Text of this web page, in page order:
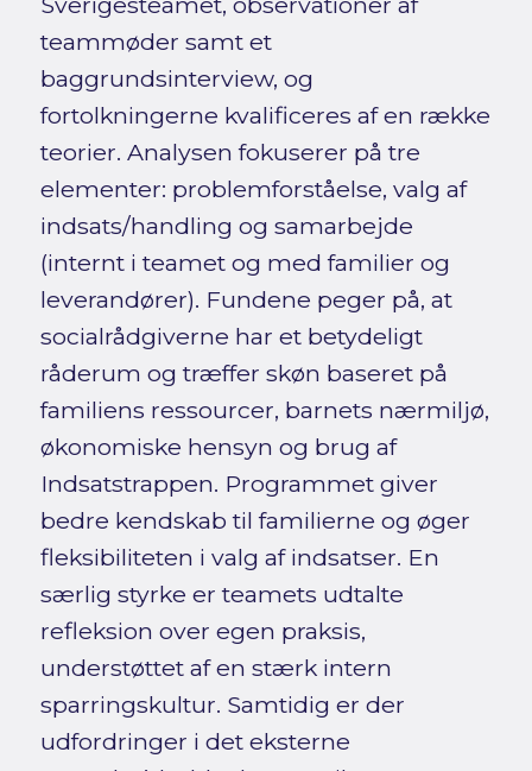
teammøder samt et
baggrundsinterview, og
fortolkningerne kvalificeres af en række
teorier. Analysen fokuserer på tre
elementer: problemforståelse, valg af
indsats/handling og samarbejde
(internt i teamet og med familier og
leverandører). Fundene peger på, at
socialrådgiverne har et betydeligt
råderum og træffer skøn baseret på
familiens ressourcer, barnets nærmiljø,
økonomiske hensyn og brug af
Indsatstrappen. Programmet giver
bedre kendskab til familierne og øger
fleksibiliteten i valg af indsatser. En
særlig styrke er teamets udtalte
refleksion over egen praksis,
understøttet af en stærk intern
sparringskultur. Samtidig er der
udfordringer i det eksterne